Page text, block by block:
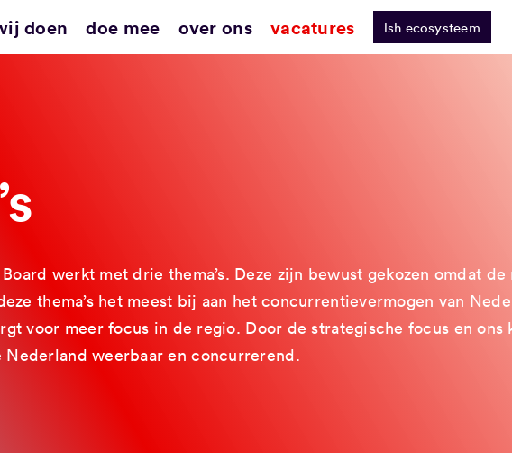
doen doe mee over ons vacatures lsh ecosysteem
werkt met drie thema’s. Deze zijn bewust gekozen omdat
thema’s het meest bij aan het concurrentievermogen van
voor meer focus in de regio. Door de strategische focus en ons
Nederland weerbaar en concurrerend.